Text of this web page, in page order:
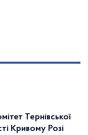
Тернівської
Кривому Розі